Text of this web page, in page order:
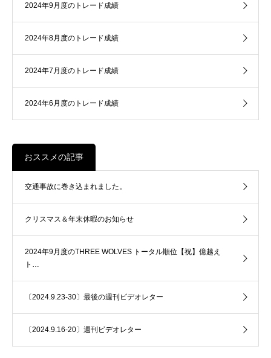
2024年9月度のトレード成績
2024年8月度のトレード成績
2024年7月度のトレード成績
2024年6月度のトレード成績
おススメの記事
交通事故に巻き込まれました。
クリスマス＆年末休暇のお知らせ
2024年9月度のTHREE WOLVES トータル順位【祝】億越え
ト…
〔2024.9.23-30〕最後の週刊ビデオレター
〔2024.9.16-20〕週刊ビデオレター